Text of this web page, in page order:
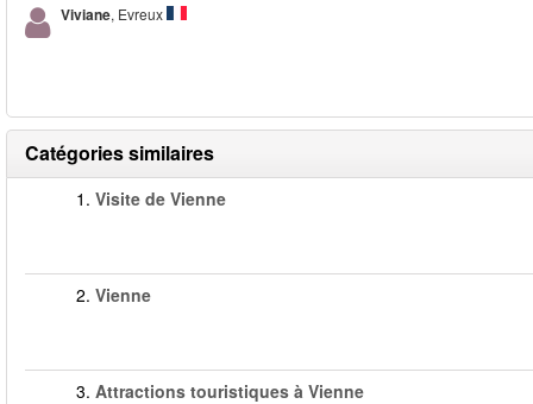
Viviane, Evreux
Catégories similaires
1. Visite de Vienne
2. Vienne
3. Attractions touristiques à Vienne